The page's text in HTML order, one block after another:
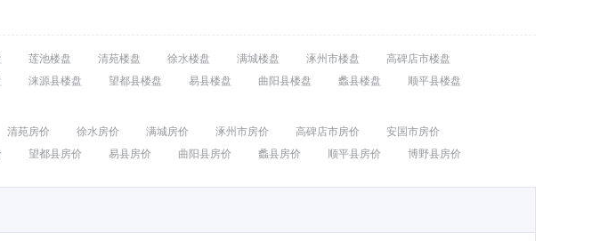
莲池楼盘 清苑楼盘 徐水楼盘 满城楼盘 涿州市楼盘
高碑店市楼盘
涞源县楼盘 望都县楼盘 易县楼盘 曲阳县楼盘 蠡县楼盘
顺平县楼盘
清苑房价 徐水房价 满城房价 涿州市房价 高碑店市房价
安国市房价
望都县房价 易县房价 曲阳县房价 蠡县房价 顺平县房价 博野县房价